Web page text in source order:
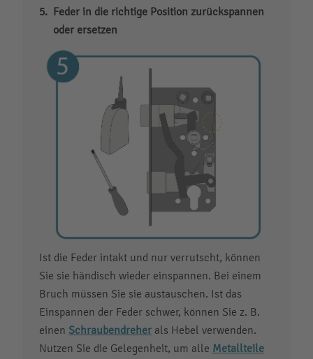
Feder in die richtige Position zurückspannen
oder ersetzen
Ist die Feder intakt und nur verrutscht, können
Sie sie händisch wieder einspannen. Bei einem
Bruch müssen Sie sie austauschen. Ist das
Einspannen der Feder schwer, können Sie z. B.
einen Schraubendreher als Hebel verwenden.
Nutzen Sie die Gelegenheit, um alle Metallteile